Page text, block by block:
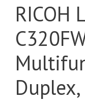
RICOH
Duplex,